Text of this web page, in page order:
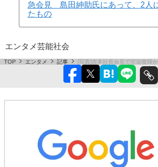
急会見 島田紳助氏にあって、2人
たもの
エンタメ芸能社会
TOP エンタメ 記事 [写真]吉本社長会見で宮迫復帰